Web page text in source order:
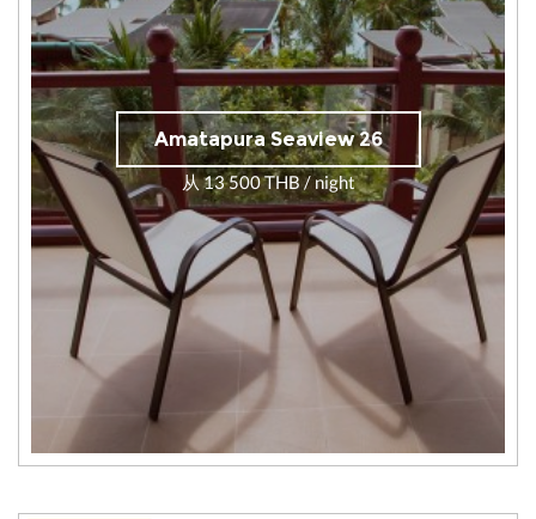
Amatapura Seaview 26
从 13 500 THB / night